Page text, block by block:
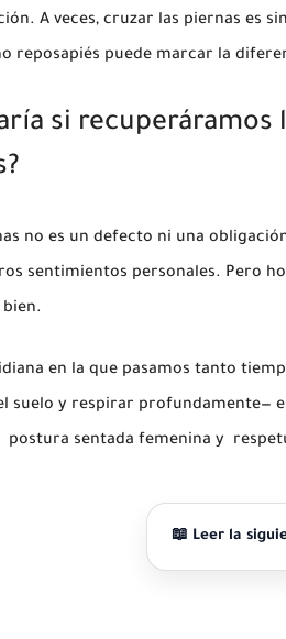
A veces, cruzar las piernas es
reposapiés puede marcar la
si
no es un defecto ni una
sentimientos personales. Pero
en la que pasamos tanto
suelo y respirar profundamente—
postura sentada femenina y
📖 Leer la